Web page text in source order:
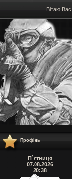
Вітаю Вас
Профіль
П`ятниця
07.08.2026
20:38